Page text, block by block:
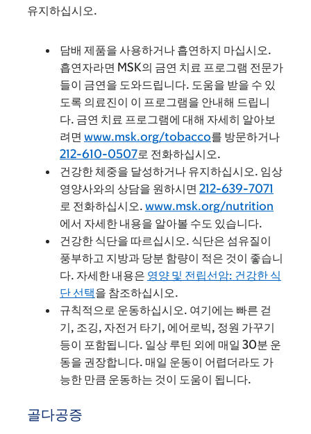
유지하십시오.
담배 제품을 사용하거나 흡연하지 마십시오.
흡연자라면 MSK의 금연 치료 프로그램 전문가
들이 금연을 도와드립니다. 도움을 받을 수 있
도록 의료진이 이 프로그램을 안내해 드립니
다. 금연 치료 프로그램에 대해 자세히 알아보
려면 www.msk.org/tobacco를 방문하거나
212-610-0507로 전화하십시오.
건강한 체중을 달성하거나 유지하십시오. 임상
영양사와의 상담을 원하시면 212-639-7071
로 전화하십시오. www.msk.org/nutrition
에서 자세한 내용을 알아볼 수도 있습니다.
건강한 식단을 따르십시오. 식단은 섬유질이
풍부하고 지방과 당분 함량이 적은 것이 좋습니
다. 자세한 내용은 영양 및 전립선암: 건강한 식
단 선택을 참조하십시오.
규칙적으로 운동하십시오. 여기에는 빠른 걷
기, 조깅, 자전거 타기, 에어로빅, 정원 가꾸기
등이 포함됩니다. 일상 루틴 외에 매일 30분 운
동을 권장합니다. 매일 운동이 어렵더라도 가
능한 만큼 운동하는 것이 도움이 됩니다.
골다공증